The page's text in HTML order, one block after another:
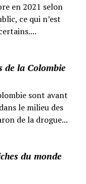
en 2021 selon
ce qui n’est
de la Colombie
sont avant
le milieu des
de la drogue...
du monde